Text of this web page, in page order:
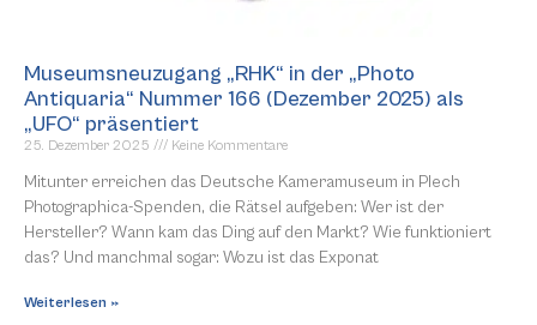
Museumsneuzugang „RHK“ in der „Photo
Antiquaria“ Nummer 166 (Dezember 2025) als
„UFO“ präsentiert
25. Dezember 2025 Keine Kommentare
Mitunter erreichen das Deutsche Kameramuseum in Plech
Photographica-Spenden, die Rätsel aufgeben: Wer ist der
Hersteller? Wann kam das Ding auf den Markt? Wie funktioniert
das? Und manchmal sogar: Wozu ist das Exponat
Weiterlesen »